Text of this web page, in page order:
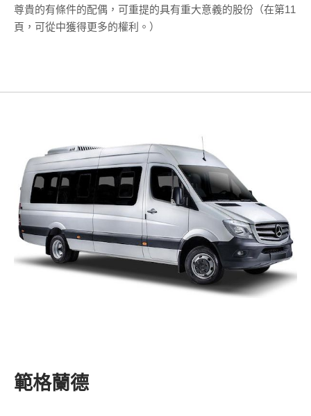
尊貴的有條件的配偶，可重提的具有重大意義的股份（在第11
頁，可從中獲得更多的權利。）
範格蘭德